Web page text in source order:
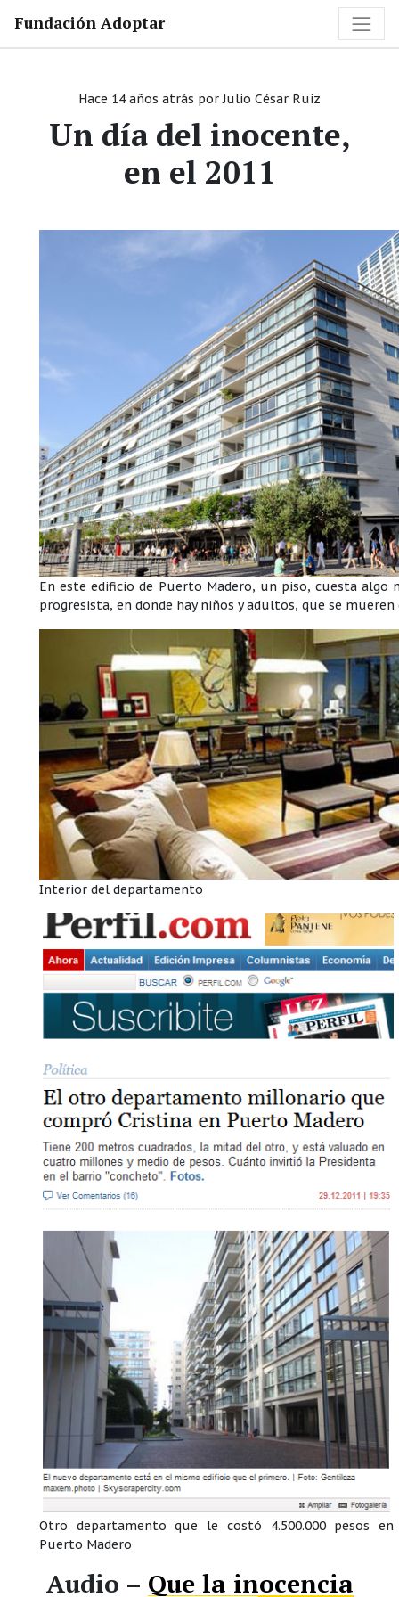
Fundación Adoptar
Hace 14 años atrás porJulio César Ruiz
Un día del inocente,
en el 2011
En este edificio de Puerto Madero, un piso, cuesta algo
progresista, en donde hay niños y adultos, que se mueren
Interior del departamento
Otro departamento que le costó 4.500.000 pesos en
Puerto Madero
Audio – Que la inocencia